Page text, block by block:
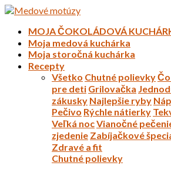
MOJA ČOKOLÁDOVÁ
Moja medová kuchárka
Moja storočná kuchárka
Recepty
Všetko Chutné polievky
pre deti Grilovačka
zákusky Najlepšie ryby
Pečivo Rýchle nátierky
Veľká nocVianočné
zjedenie Zabíjačkové
Zdravé a fit
Chutné polievky